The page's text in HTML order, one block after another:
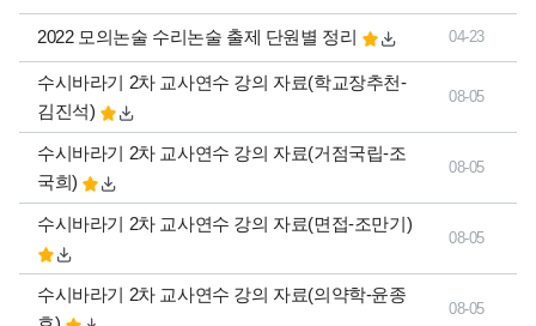
2022 모의논술 수리논술 출제 단원별 정리 04-23
수시바라기 2차 교사연수 강의 자료(학교장추천-
김진석)
08-05
수시바라기 2차 교사연수 강의 자료(거점국립-조
국희)
08-05
수시바라기 2차 교사연수 강의 자료(면접-조만기)
08-05
수시바라기 2차 교사연수 강의 자료(의약학-윤종
08-05